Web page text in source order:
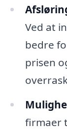
Ved at
bedre
prisen
firmaer